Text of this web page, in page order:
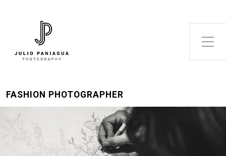
Alternar el menú lateral
FASHION PHOTOGRAPHER